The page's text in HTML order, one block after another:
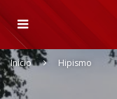
Inicio Hipismo